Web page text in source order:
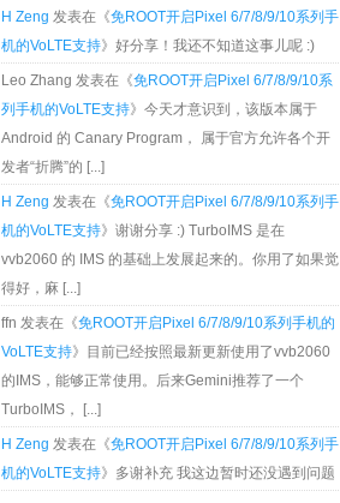
H Zeng 发表在《免ROOT开启Pixel 6/7/8/9/10系列手
机的VoLTE支持》好分享！我还不知道这事儿呢 :)
Leo Zhang 发表在《免ROOT开启Pixel 6/7/8/9/10系
列手机的VoLTE支持》今天才意识到，该版本属于
Android 的 Canary Program， 属于官方允许各个开
发者“折腾”的 [...]
H Zeng 发表在《免ROOT开启Pixel 6/7/8/9/10系列手
机的VoLTE支持》谢谢分享 :) TurboIMS 是在
vvb2060 的 IMS 的基础上发展起来的。你用了如果觉
得好，麻 [...]
ffn 发表在《免ROOT开启Pixel 6/7/8/9/10系列手机的
VoLTE支持》目前已经按照最新更新使用了vvb2060
的IMS，能够正常使用。后来Gemini推荐了一个
TurboIMS， [...]
H Zeng 发表在《免ROOT开启Pixel 6/7/8/9/10系列手
机的VoLTE支持》多谢补充 我这边暂时还没遇到问题